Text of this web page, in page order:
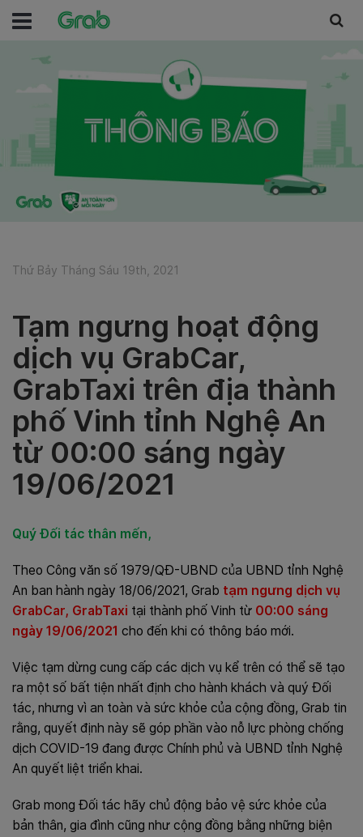
Thứ Bảy Tháng Sáu 19th, 2021
Tạm ngưng hoạt động
dịch vụ GrabCar,
GrabTaxi trên địa thành
phố Vinh tỉnh Nghệ An
từ 00:00 sáng ngày
19/06/2021
Quý Đối tác thân mến,
Theo Công văn số 1979/QĐ-UBND của UBND tỉnh Nghệ
An ban hành ngày 18/06/2021, Grab tạm ngưng dịch vụ
GrabCar, GrabTaxi tại thành phố Vinh từ 00:00 sáng
ngày 19/06/2021 cho đến khi có thông báo mới.
Việc tạm dừng cung cấp các dịch vụ kể trên có thể sẽ tạo
ra một số bất tiện nhất định cho hành khách và quý Đối
tác, nhưng vì an toàn và sức khỏe của cộng đồng, Grab tin
rằng, quyết định này sẽ góp phần vào nỗ lực phòng chống
dịch COVID-19 đang được Chính phủ và UBND tỉnh Nghệ
An quyết liệt triển khai.
Grab mong Đối tác hãy chủ động bảo vệ sức khỏe của
bản thân, gia đình cũng như cộng đồng bằng những biện